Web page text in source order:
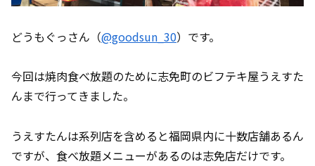
どうもぐっさん（@goodsun_30）です。
今回は焼肉食べ放題のために志免町のビフテキ屋うえすた
んまで行ってきました。
うえすたんは系列店を含めると福岡県内に十数店舗あるん
ですが、食べ放題メニューがあるのは志免店だけです。